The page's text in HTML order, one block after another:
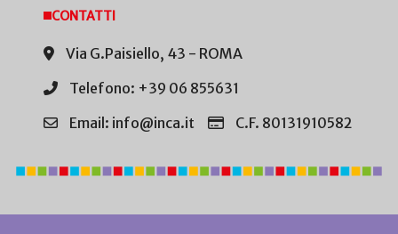
CONTATTI
Via G.Paisiello, 43 - ROMA
Telefono: +39 06 855631
Email: info@inca.it
C.F. 80131910582